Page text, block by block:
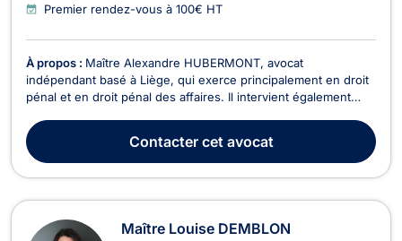
Premier rendez-vous à 100€ HT
À propos : Maître Alexandre HUBERMONT, avocat
indépendant basé à Liège, qui exerce principalement en droit
pénal et en droit pénal des affaires. Il intervient également
roulage et permis de conduire, le droit civil, le droit des
affaires, le droit de la sécurité sociale, le ...
Contactercet avocat
Maître Louise DEMBLON